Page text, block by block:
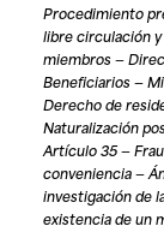
Procedimiento
libre circulación
miembros —
Beneficiarios —
Derecho de
Naturalización
Artículo 35 —
conveniencia —
investigación de
existencia de un